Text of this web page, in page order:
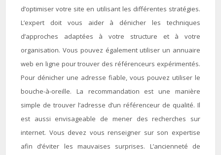
d’optimiser votre site en utilisant les différentes stratégies.
L’expert doit vous aider à dénicher les techniques
d’approches adaptées à votre structure et à votre
organisation. Vous pouvez également utiliser un annuaire
web en ligne pour trouver des référenceurs expérimentés.
Pour dénicher une adresse fiable, vous pouvez utiliser le
bouche-à-oreille. La recommandation est une manière
simple de trouver l’adresse d’un référenceur de qualité. Il
est aussi envisageable de mener des recherches sur
internet. Vous devez vous renseigner sur son expertise
afin d’éviter les mauvaises surprises. L’ancienneté de